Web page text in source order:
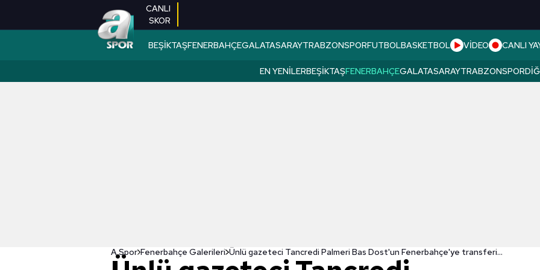
CANLI
SKOR
BEŞİKTAŞFENERBAHÇEGALATASARAYTRABZONSPORFUTBOLBASKETBOL VİDEO CANLI
EN YENILERBEŞIKTAŞFENERBAHÇEGALATASARAYTRABZONSPOR
A Spor Fenerbahçe Galerileri Ünlü gazeteci Tancredi Palmeri Bas Dost'un Fenerbahçe'ye transferini açıkladı